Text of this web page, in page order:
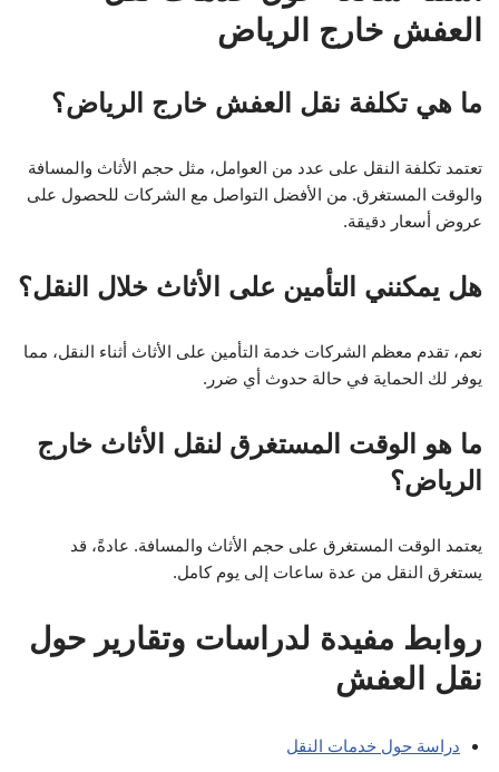
العفش خارج الرياض
ما هي تكلفة نقل العفش خارج الرياض؟
تعتمد تكلفة النقل على عدد من العوامل، مثل حجم الأثاث والمسافة
والوقت المستغرق. من الأفضل التواصل مع الشركات للحصول على
عروض أسعار دقيقة.
هل يمكنني التأمين على الأثاث خلال النقل؟
نعم، تقدم معظم الشركات خدمة التأمين على الأثاث أثناء النقل، مما
يوفر لك الحماية في حالة حدوث أي ضرر.
ما هو الوقت المستغرق لنقل الأثاث خارج
الرياض؟
يعتمد الوقت المستغرق على حجم الأثاث والمسافة. عادةً، قد
يستغرق النقل من عدة ساعات إلى يوم كامل.
روابط مفيدة لدراسات وتقارير حول
نقل العفش
دراسة حول خدمات النقل